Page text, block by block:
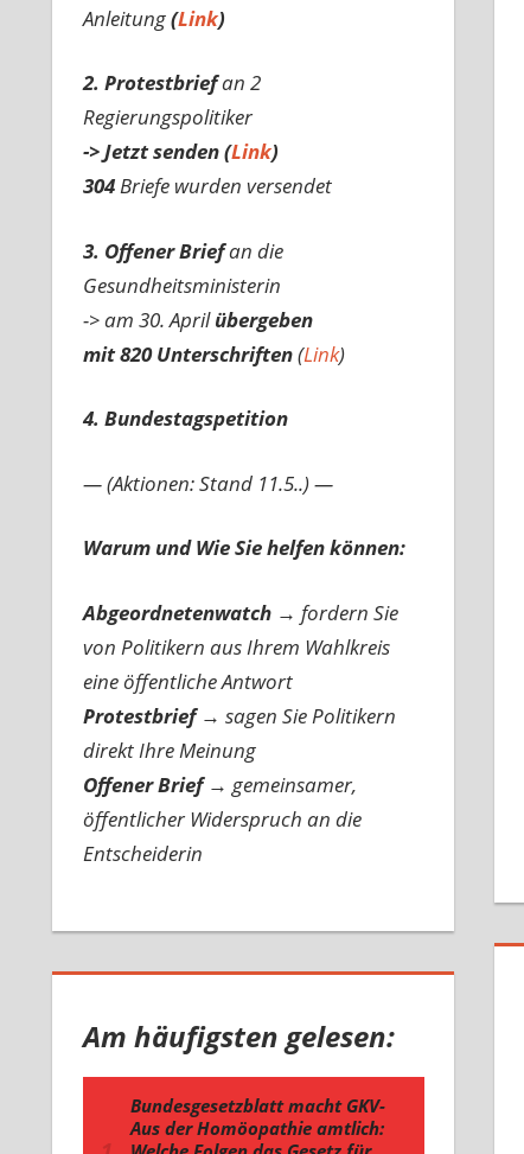
Anleitung(Link)
2. Protestbriefan 2
Regierungspolitiker
-> Jetzt senden (Link)
304Briefe wurden versendet
3. Offener Briefan die
Gesundheitsministerin
-> am 30. Aprilübergeben
mit 820 Unterschriften(Link)
4. Bundestagspetition
— (Aktionen: Stand 11.5..) —
Warum und Wie Sie helfen können:
Abgeordnetenwatch → fordern Sie
von Politikern aus Ihrem Wahlkreis
eine öffentliche Antwort
Protestbrief → sagen Sie Politikern
direkt Ihre Meinung
Offener Brief → gemeinsamer,
öffentlicher Widerspruch an die
Entscheiderin
Am häufigsten gelesen: